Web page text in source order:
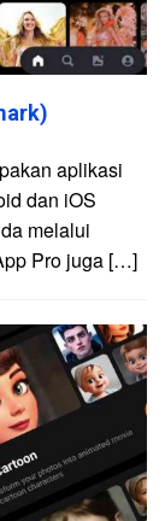
aplikasi
dan iOS
melalui
Pro juga […]